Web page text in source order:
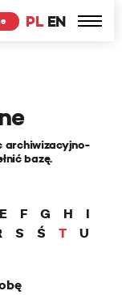
PL EN
archiwizacyjno-
bazę.
E F G H
I
S Ś T
U